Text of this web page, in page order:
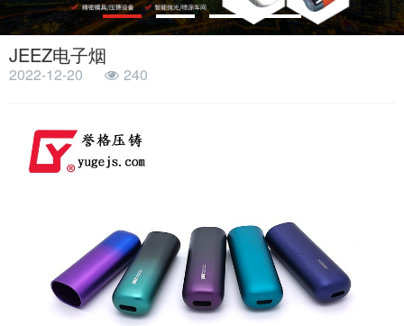
JEEZ电子烟
2022-12-20 240